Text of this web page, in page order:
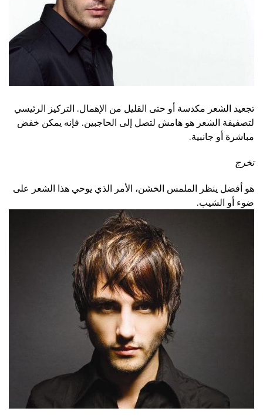
تجعيد الشعر مكدسة أو حتى القليل من الإهمال. التركيز الرئيسي
لتصفيفة الشعر هو هامش لتصل إلى الحاجبين. فإنه يمكن خفض
مباشرة أو جانبية.
تخرج
هو أفضل ينظر الملمس الخشن، الأمر الذي يوحي هذا الشعر على
ضوء أو الشيب.